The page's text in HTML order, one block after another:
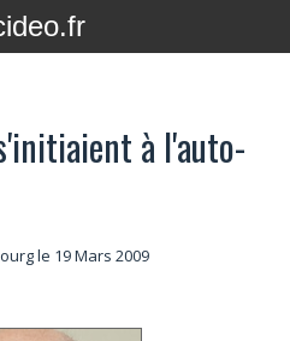
à l'auto-
le 19 Mars 2009